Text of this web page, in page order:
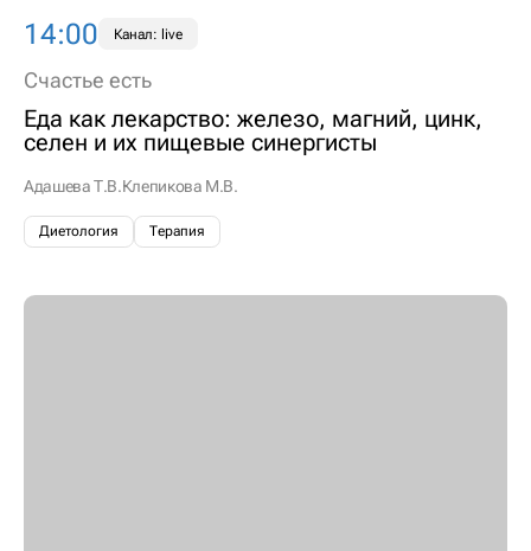
14:00 Канал: live
Счастье есть
Еда как лекарство: железо, магний, цинк,
селен и их пищевые синергисты
Адашева Т.В.Клепикова М.В.
Диетология Терапия